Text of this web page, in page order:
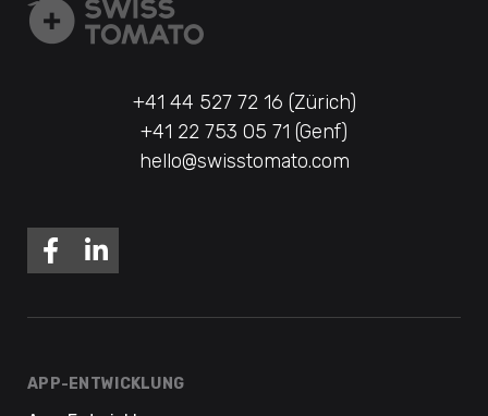
+41 44 527 72 16 (Zürich)
+41 22 753 05 71 (Genf)
hello@swisstomato.com
APP-ENTWICKLUNG